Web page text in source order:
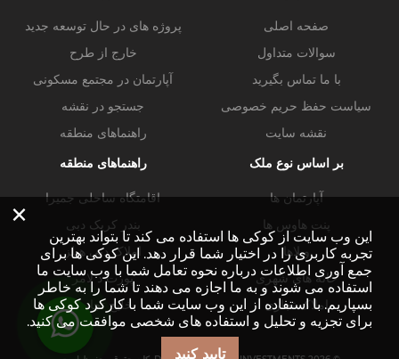
صفحه اصلی
سوالات متداول
با ما تماس بگیرید
سیاست حفظ حریم خصوصی
نقشه سایت
پروژه های در حال توسعه جدید
خارج از طرح
آپارتمان در مجتمع مسکونی
جستجو در نقشه
راهنماهای منطقه
بر اساس نوع ملک
آپارتمان ها
پنت هاوس ها
ویلاها
خانه های شهری
املاک تجاری
راهنماهای منطقه
اقامتگاه ساحلی جمیرا
بندر کریک دبی
املاک دبی هیلز
پورت د لامر
خلیج تجاری
×
این وب سایت از کوکی ها استفاده می کند تا بتواند بهترین
تجربه کاربری را در اختیار شما قرار دهد. این کوکی ها برای
جمع آوری اطلاعات درباره نحوه تعامل شما با وب سایت ما
استفاده می شوند و به ما اجازه می دهند تا شما را به خاطر
بسپاریم. با استفاده از این وب سایت شما با کارکرد کوکی ها
برای تجزیه و تحلیل و استفاده های شخصی موافقت می کنید.
تایید کنید